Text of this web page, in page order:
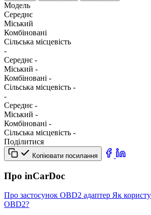
Модель
Середнє
Міський
Комбіновані
Сільська місцевість
-
Середнє -
Міський -
Комбіновані -
Сільська місцевість -
-
Середнє -
Міський -
Комбіновані -
Сільська місцевість -
Поділитися
Копіювати посилання
Про inCarDoc
Про застосунок OBD2 адаптер Як
OBD2?